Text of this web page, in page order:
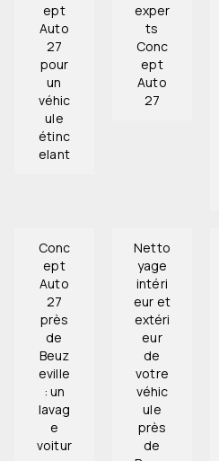
ept
Auto
27
pour
un
véhic
ule
étinc
elant
exper
ts
Conc
ept
Auto
27
Conc
ept
Auto
27
près
de
Beuz
eville
: un
lavag
e
voitur
Netto
yage
intéri
eur et
extéri
eur
de
votre
véhic
ule
près
de